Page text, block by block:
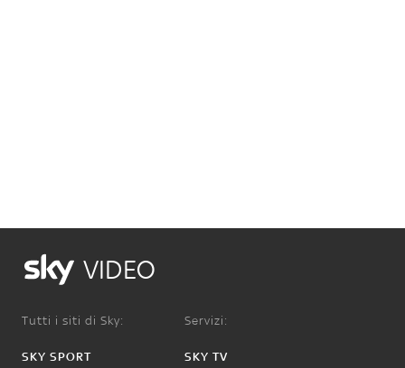
VIDEO
Tutti i siti di Sky:
SKY SPORT
Servizi:
SKY TV